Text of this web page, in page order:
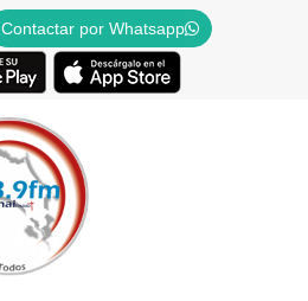
Contactar por Whatsapp